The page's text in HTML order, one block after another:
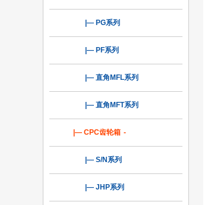
|— PG系列
|— PF系列
|— 直角MFL系列
|— 直角MFT系列
|— CPC齿轮箱 -
|— S/N系列
|— JHP系列